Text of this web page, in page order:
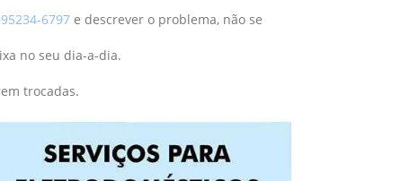
6797e descrever o problema, não se
no seu dia-a-dia.
trocadas.